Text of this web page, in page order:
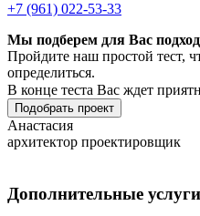
+7 (961) 022-53-33
Мы подберем для Вас
Пройдите наш простой тест,
определиться.
В конце теста Вас ждет
Подобрать проект
Анастасия
архитектор проектировщик
Дополнительные услуги